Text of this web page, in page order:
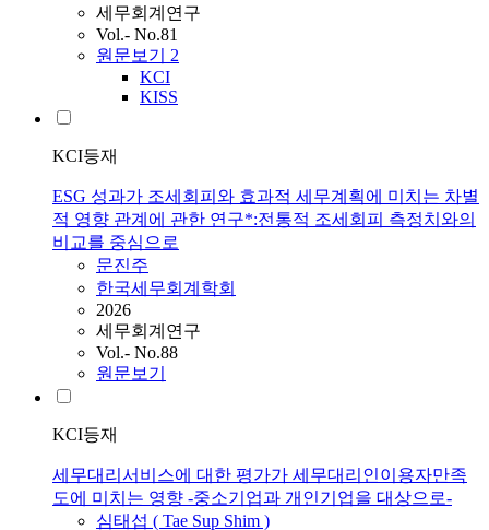
세무회계연구
Vol.- No.81
원문보기 2
KCI
KISS
KCI등재
ESG 성과가 조세회피와 효과적 세무계획에 미치는 차별
적 영향 관계에 관한 연구*:전통적 조세회피 측정치와의
비교를 중심으로
문진주
한국세무회계학회
2026
세무회계연구
Vol.- No.88
원문보기
KCI등재
세무대리서비스에 대한 평가가 세무대리인이용자만족
도에 미치는 영향 -중소기업과 개인기업을 대상으로-
심태섭 ( Tae Sup Shim )